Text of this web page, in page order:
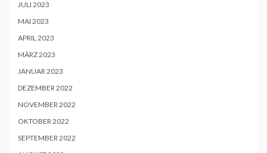
JULI 2023
MAI 2023
APRIL 2023
MÄRZ 2023
JANUAR 2023
DEZEMBER 2022
NOVEMBER 2022
OKTOBER 2022
SEPTEMBER 2022